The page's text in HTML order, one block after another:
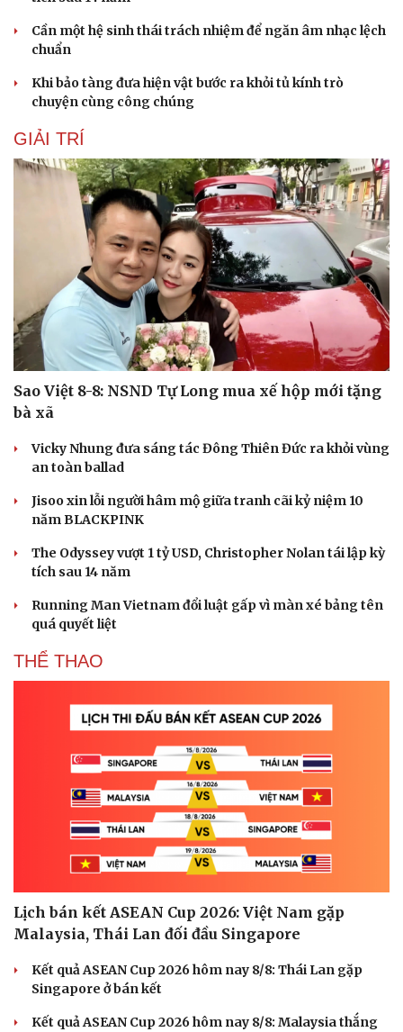
Săn Tour
check-in
Podcast
Câu chuyện thời sự
Đọc truyện đêm khuya
Cửa sổ tình yêu
Kể chuyện cho bé
Hạt giống tâm hồn
Cần một hệ sinh thái trách nhiệm để ngăn âm nhạc lệch
chuẩn
Khi bảo tàng đưa hiện vật bước ra khỏi tủ kính trò
chuyện cùng công chúng
GIẢI TRÍ
Sao Việt 8-8: NSND Tự Long mua xế hộp mới tặng
bà xã
Vicky Nhung đưa sáng tác Đông Thiên Đức ra khỏi vùng
an toàn ballad
Jisoo xin lỗi người hâm mộ giữa tranh cãi kỷ niệm 10
năm BLACKPINK
The Odyssey vượt 1 tỷ USD, Christopher Nolan tái lập kỳ
tích sau 14 năm
Running Man Vietnam đổi luật gấp vì màn xé bảng tên
quá quyết liệt
THỂ THAO
Lịch bán kết ASEAN Cup 2026: Việt Nam gặp
Malaysia, Thái Lan đối đầu Singapore
Kết quả ASEAN Cup 2026 hôm nay 8/8: Thái Lan gặp
Singapore ở bán kết
Kết quả ASEAN Cup 2026 hôm nay 8/8: Malaysia thắng